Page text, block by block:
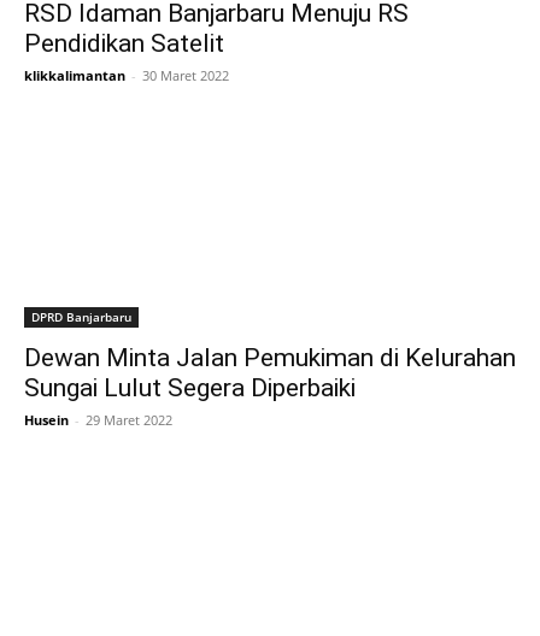
RSD Idaman Banjarbaru Menuju RS
Pendidikan Satelit
klikkalimantan - 30 Maret 2022
DPRD Banjarbaru
Dewan Minta Jalan Pemukiman di Kelurahan
Sungai Lulut Segera Diperbaiki
Husein - 29 Maret 2022